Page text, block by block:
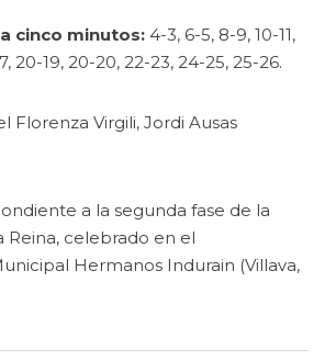
cinco minutos: 4-3, 6-5, 8-9, 10-11,
20-19, 20-20, 22-23, 24-25, 25-26.
Florenza Virgili, Jordi Ausas
a la segunda fase de la
Reina, celebrado en el
Hermanos Indurain (Villava,